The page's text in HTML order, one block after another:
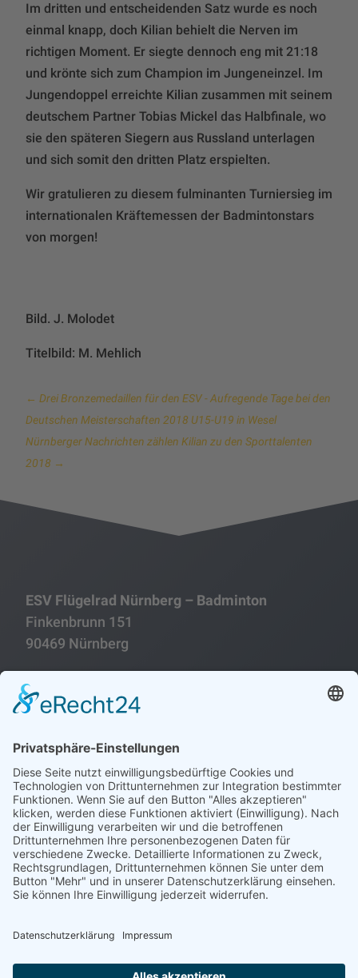
Im dritten und entscheidenden Satz wurde es noch
einmal knapp, doch Kilian behielt die Nerven im
richtigen Moment. Er siegte dennoch eng mit 21:18
und krönte sich zum Champion im Jungeneinzel. Im
Jungendoppel erreichte Kilian zusammen mit seinem
deutschem Partner Tobias Mickel das Halbfinale, wo
sie den späteren Siegern aus Russland unterlagen
und sich somit den dritten Platz erspielten.
Wir gratulieren zu diesem fulminanten Turniersieg im
internationalen Kräftemessen der Badmintonstars
von morgen!
Bild. J. Molodet
Titelbild: M. Mehlich
← Drei Bronzemedaillen für den ESV - Aufregende Tage bei den
Deutschen Meisterschaften 2018 U15-U19 in Wesel
Nürnberger Nachrichten zählen Kilian zu den Sporttalenten
2018 →
ESV Flügelrad Nürnberg – Badminton
Finkenbrunn 151
90469 Nürnberg
Impressum
Datenschutzerklärung
Historie
Sitemap
Erklärung zur Barrierefreiheit
Cookie-Einstellungen